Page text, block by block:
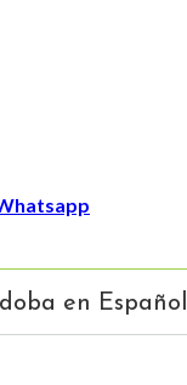
en Español